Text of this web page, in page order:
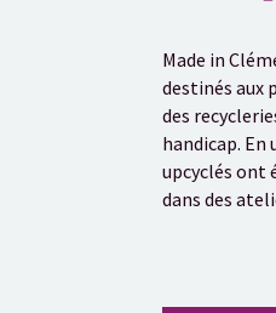
Made in
destinés aux
des
handicap. En
upcyclés ont
dans des